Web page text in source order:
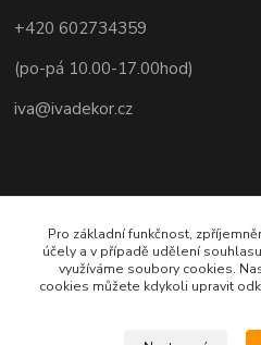
+420 602734359
(po-pá 10.00-17.00hod)
iva@ivadekor.cz
Pro základní funkčnost,
účely a v případě udělení
využíváme soubory cookies.
cookies můžete kdykoli upravit